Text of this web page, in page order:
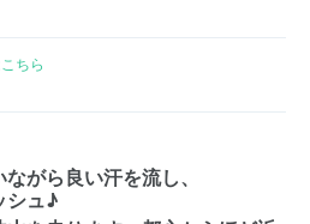
ちら
がら良い汗を流し、
シュ♪